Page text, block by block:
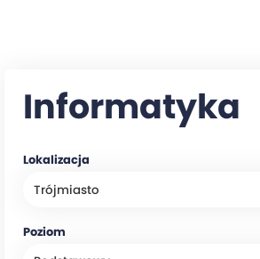
Informatyka
Lokalizacja
Poziom